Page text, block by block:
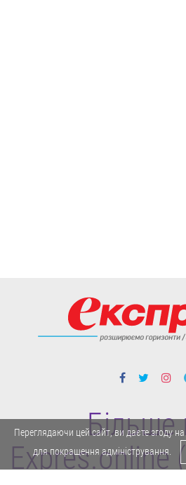
Більше
Expres.online
Переглядаючи цей сайт, ви даєте згоду
для покращення адміністрування.